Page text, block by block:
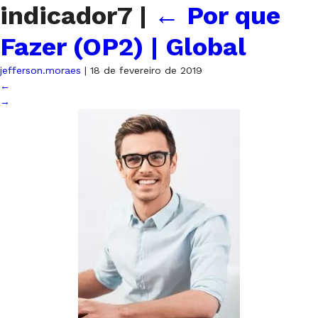
indicador7 | ← Por que
Fazer (OP2) | Global
jefferson.moraes | 18 de fevereiro de 2019
←
→